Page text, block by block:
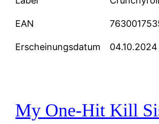
EAN
Erscheinungsdatum 04.10.2024
My One-Hit Kill